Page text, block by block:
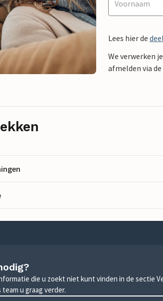
Lees hier de
We verwerken
afmelden via
die u zoekt niet kunt vinden in de sectie
u graag verder.